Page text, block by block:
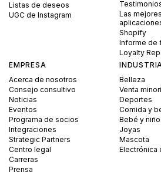
Listas de deseos
UGC de Instagram
Las mejores
Shopify
Informe de
Loyalty
EMPRESA
Acerca de nosotros
Consejo consultivo
Noticias
Eventos
Programa de socios
Integraciones
Strategic Partners
Centro legal
Carreras
Prensa
Belleza
Venta
Deportes
Comida y
Bebé y
Joyas
Mascota
Electrónica